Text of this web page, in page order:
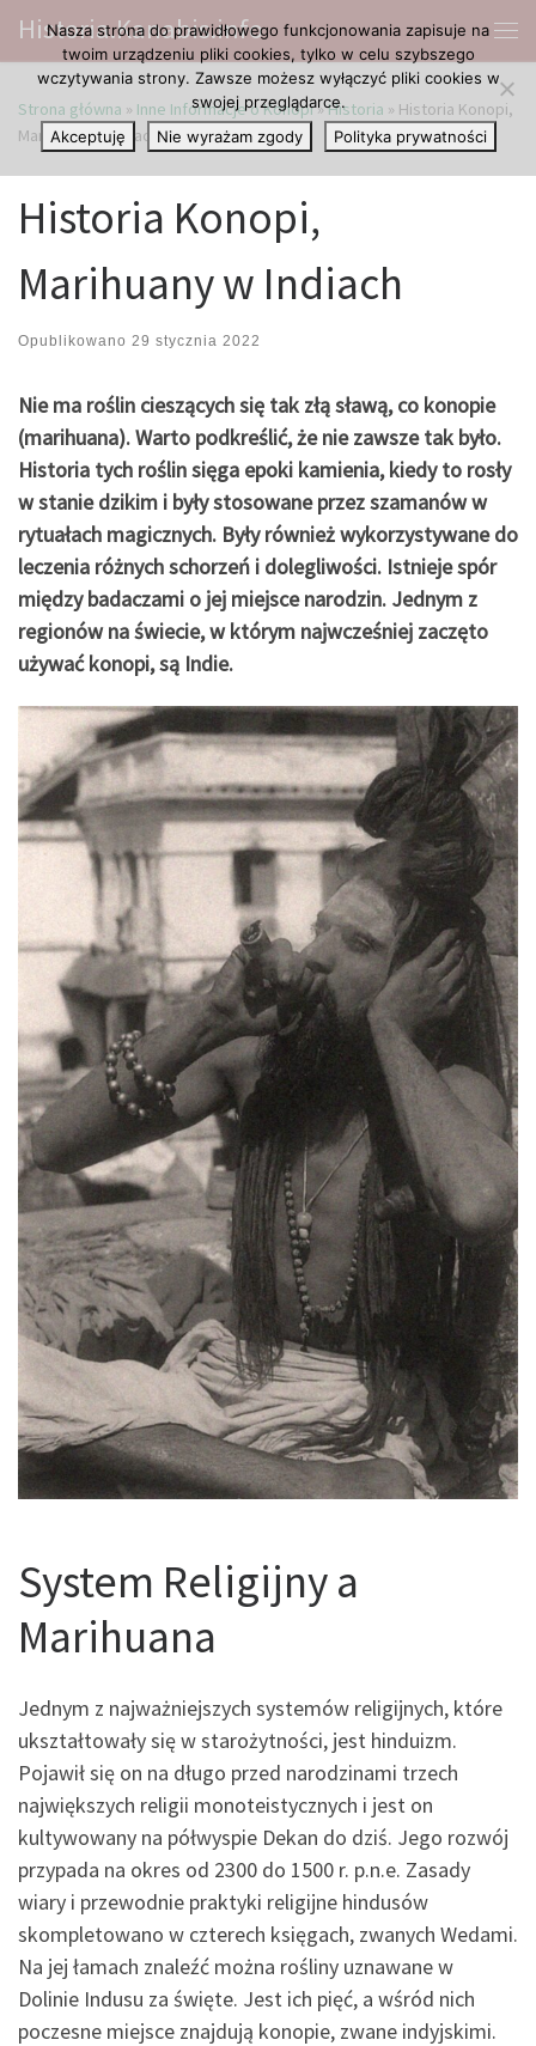
Przejdź do treści
Historia.Kanabis.info
Strona główna » Inne Informacje o Konopi »Historia » Historia Konopi,
Marihuany w Indiach
Historia Konopi,
Marihuany w Indiach
Opublikowano 29 stycznia 2022
Nie ma roślin cieszących się tak złą sławą, co konopie
(marihuana). Warto podkreślić, że nie zawsze tak było.
Historia tych roślin sięga epoki kamienia, kiedy to rosły
w stanie dzikim i były stosowane przez szamanów w
rytuałach magicznych. Były również wykorzystywane do
leczenia różnych schorzeń i dolegliwości. Istnieje spór
między badaczami o jej miejsce narodzin. Jednym z
regionów na świecie, w którym najwcześniej zaczęto
używać konopi, są Indie.
System Religijny a
Marihuana
Jednym z najważniejszych systemów religijnych, które
ukształtowały się w starożytności, jest hinduizm.
Pojawił się on na długo przed narodzinami trzech
największych religii monoteistycznych i jest on
kultywowany na półwyspie Dekan do dziś. Jego rozwój
przypada na okres od 2300 do 1500 r. p.n.e. Zasady
wiary i przewodnie praktyki religijne hindusów
skompletowano w czterech księgach, zwanych Wedami.
Na jej łamach znaleźć można rośliny uznawane w
Dolinie Indusu za święte. Jest ich pięć, a wśród nich
poczesne miejsce znajdują konopie, zwane indyjskimi.
Nasza strona do prawidłowego funkcjonowania zapisuje na
twoim urządzeniu pliki cookies, tylko w celu szybszego
wczytywania strony. Zawsze możesz wyłączyć pliki cookies w
swojej przeglądarce.
Akceptuję
Nie wyrażam zgody Polityka prywatności